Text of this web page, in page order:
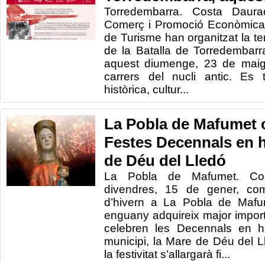
Torredembarra. Costa
Comerç i Promoció
de Turisme han organitzat la
de la Batalla de
aquest diumenge, 23 de
carrers del nucli antic. Es
històrica, cultur...
La Pobla de Mafumet
Festes Decennals en
de Déu del Lledó
La Pobla de Mafumet.
divendres, 15 de gener,
d’hivern a La Pobla de
enguany adquireix major
celebren les Decennals en
municipi, la Mare de Déu del
la festivitat s’allargarà fi...